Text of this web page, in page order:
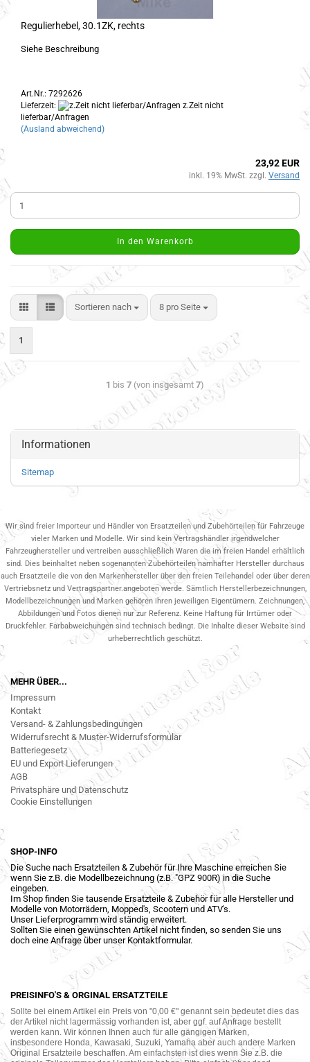
Regulierhebel, 30.1ZK, rechts
Siehe Beschreibung
Art.Nr.: 7292626
Lieferzeit:
z.Zeit nicht
lieferbar/Anfragen
(Ausland abweichend)
23,92 EUR
inkl. 19% MwSt. zzgl. Versand
In den Warenkorb
Sortieren nach 8 pro Seite
1
1 bis 7 (von insgesamt 7)
Informationen
Sitemap
Wir sind freier Importeur und Händler von Ersatzteilen und Zubehörteilen für Fahrzeuge
vieler Marken und Modelle. Wir sind kein Vertragshändler irgendwelcher
Fahrzeughersteller und vertreiben ausschließlich Waren die im freien Handel erhältlich
sind. Dies beinhaltet neben sogenannten Zubehörteilen namhafter Hersteller durchaus
auch Ersatzteile die von den Markenhersteller über den freien Teilehandel oder über deren
Vertriebsnetz und Vertragspartner.angeboten werde. Sämtlich Herstellerbezeichnungen,
Modellbezeichnungen und Marken gehören ihren jeweiligen Eigentümern. Zeichnungen,
Abbildungen und Fotos dienen nur zur Referenz. Keine Haftung für Irrtümer oder
Druckfehler. Farbabweichungen sind technisch bedingt. Die Inhalte dieser Website sind
urheberrechtlich geschützt.
MEHR ÜBER...
Impressum
Kontakt
Versand- & Zahlungsbedingungen
Widerrufsrecht & Muster-Widerrufsformular
Batteriegesetz
EU und Export Lieferungen
AGB
Privatsphäre und Datenschutz
Cookie Einstellungen
SHOP-INFO
Die Suche nach Ersatzteilen & Zubehör für Ihre Maschine erreichen Sie
wenn Sie z.B. die Modellbezeichnung (z.B. "GPZ 900R) in die Suche
eingeben.
Im Shop finden Sie tausende Ersatzteile & Zubehör für alle Hersteller und
Modelle von Motorrädern, Mopped's, Scootern und ATV's.
Unser Lieferprogramm wird ständig erweitert.
Sollten Sie einen gewünschten Artikel nicht finden, so senden Sie uns
doch eine Anfrage über unser Kontaktformular.
PREISINFO'S & ORGINAL ERSATZTEILE
Sollte bei einem Artikel ein Preis von "0,00 €" genannt sein bedeutet dies das
der Artikel nicht lagermässig vorhanden ist, aber ggf. auf Anfrage bestellt
werden kann. Wir können Ihnen auch für alle gängigen Marken,
insbesondere Honda, Kawasaki, Suzuki, Yamaha aber auch andere Marken
Original Ersatzteile beschaffen. Am einfachsten ist dies wenn Sie z.B. die